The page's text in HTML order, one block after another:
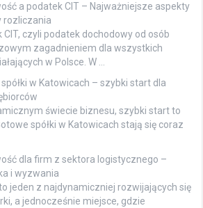
a podatek CIT – Najważniejsze aspekty
rozliczania
CIT, czyli podatek dochodowy od osób
zagadnieniem dla wszystkich
w Polsce. W …
w Katowicach – szybki start dla
świecie biznesu, szybki start to
spółki w Katowicach stają się coraz
dla firm z sektora logistycznego –
i wyzwania
jeden z najdynamiczniej rozwijających się
a jednocześnie miejsce, gdzie